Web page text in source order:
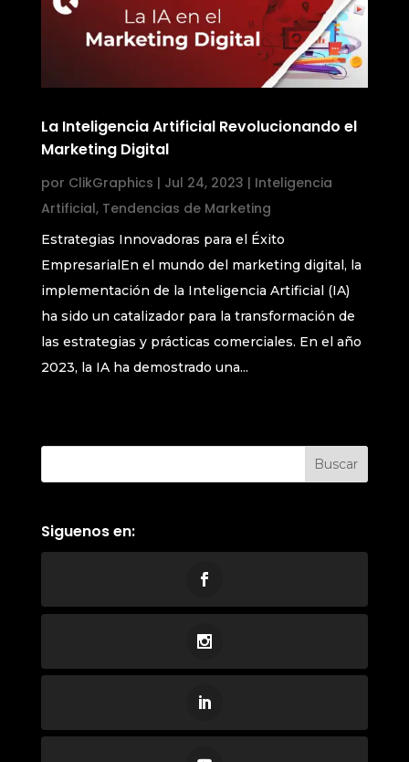
La Inteligencia Artificial Revolucionando el
Marketing Digital
por ClikGraphics | Jul 24, 2023 | Inteligencia
Artificial, Tendencias de Marketing
Estrategias Innovadoras para el Éxito
EmpresarialEn el mundo del marketing digital, la
implementación de la Inteligencia Artificial (IA)
ha sido un catalizador para la transformación de
las estrategias y prácticas comerciales. En el año
2023, la IA ha demostrado una...
Siguenos en: